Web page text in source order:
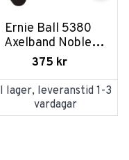
Ernie Ball 5380
Axelband Noble
Rose
375 kr
I lager, leveranstid 1-3
vardagar